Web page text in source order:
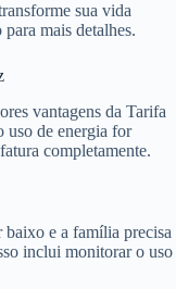
sua vida
mais detalhes.
vantagens da Tarifa
uso de energia for
completamente.
baixo e a família precisa
inclui monitorar o uso